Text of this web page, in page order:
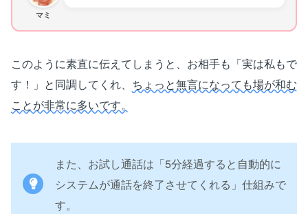
マミ
このように素直に伝えてしまうと、お相手も「実は私もで
す！」と同調してくれ、 ちょっと無言になっても場が和む
ことが非常に多いです。
また、お試し通話は「5分経過すると自動的に
システムが通話を終了させてくれる」仕組みで
す。